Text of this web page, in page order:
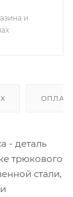
и
- деталь
трюкового
стали,